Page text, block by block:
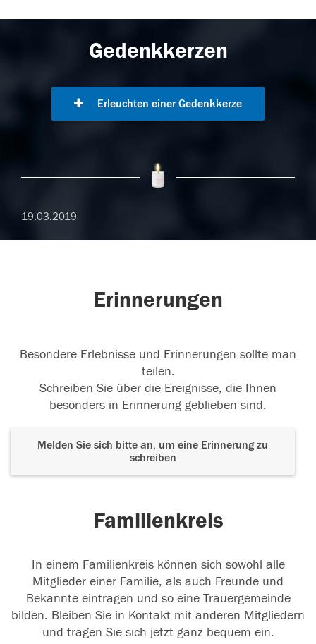
Gedenkkerzen
Erleuchten einer Gedenkkerze
19.03.2019
Erinnerungen
Besondere Erlebnisse und Erinnerungen sollte man
teilen.
Schreiben Sie über die Ereignisse, die Ihnen
besonders in Erinnerung geblieben sind.
Melden Sie sich bitte an, um eine Erinnerung zu
schreiben
Familienkreis
In einem Familienkreis können sich sowohl alle
Mitglieder einer Familie, als auch Freunde und
Bekannte eintragen und so eine Trauergemeinde
bilden. Bleiben Sie in Kontakt mit anderen Mitgliedern
und tragen Sie sich jetzt ganz bequem ein.